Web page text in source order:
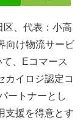
区、代表：小高
向け物流サービ
、Eコマース
カイロジ認定コ
ートナーとし
支援を得意とす